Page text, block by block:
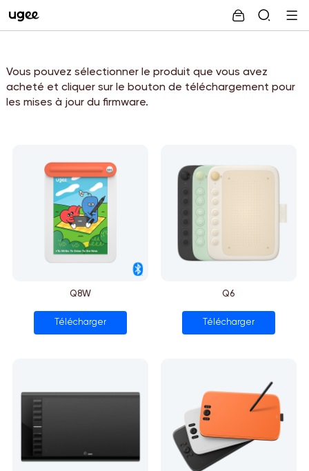
Vous pouvez sélectionner le produit que vous avez
acheté et cliquer sur le bouton de téléchargement pour
les mises à jour du firmware.
Q8W
Télécharger
Q6
Télécharger